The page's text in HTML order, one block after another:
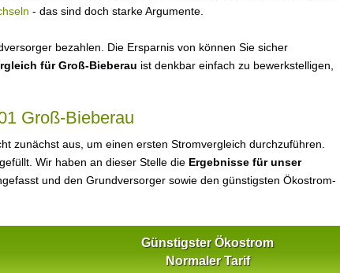
- das sind doch starke Argumente.
bezahlen. Die Ersparnis von können Sie sicher
für Groß-Bieberau ist denkbar einfach zu bewerkstelligen,
Groß-Bieberau
zunächst aus, um einen ersten Stromvergleich durchzuführen.
Wir haben an dieser Stelle die Ergebnisse für unser
und den Grundversorger sowie den günstigsten Ökostrom-
Günstigster Ökostrom
Normaler Tarif